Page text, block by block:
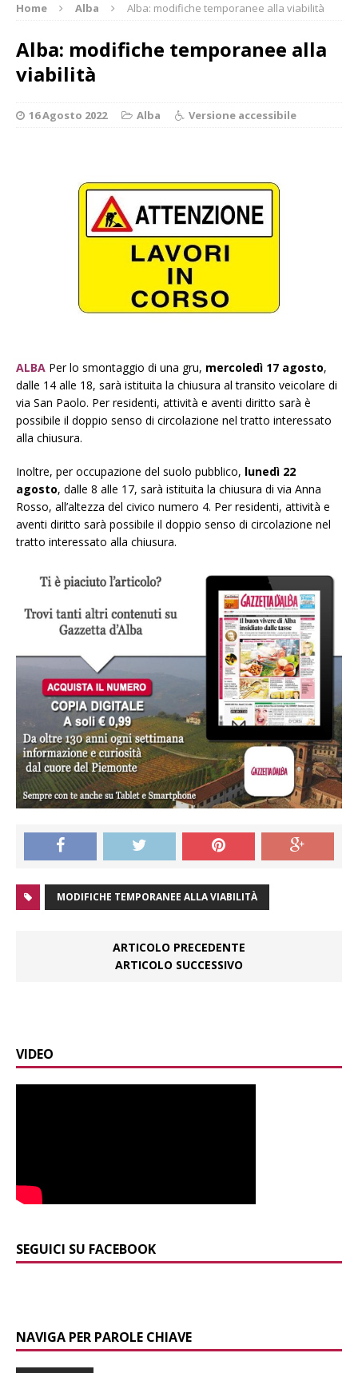
Home Alba Alba: modifiche temporanee alla viabilità
Alba: modifiche temporanee alla
viabilità
16 Agosto 2022 Alba Versione accessibile
ALBA Per lo smontaggio di una gru, mercoledì 17 agosto,
dalle 14 alle 18, sarà istituita la chiusura al transito veicolare di
via San Paolo. Per residenti, attività e aventi diritto sarà è
possibile il doppio senso di circolazione nel tratto interessato
alla chiusura.
Inoltre, per occupazione del suolo pubblico, lunedì 22
agosto, dalle 8 alle 17, sarà istituita la chiusura di via Anna
Rosso, all’altezza del civico numero 4. Per residenti, attività e
aventi diritto sarà possibile il doppio senso di circolazione nel
tratto interessato alla chiusura.
MODIFICHE TEMPORANEE ALLA VIABILITÀ
ARTICOLO PRECEDENTE
ARTICOLO SUCCESSIVO
VIDEO
SEGUICI SU FACEBOOK
NAVIGA PER PAROLE CHIAVE